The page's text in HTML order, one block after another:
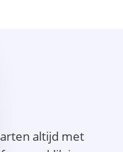
altijd met